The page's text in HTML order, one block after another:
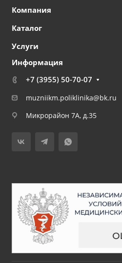
Компания
Каталог
Услуги
Информация
+7 (3955) 50-70-07
muzniikm.poliklinika@bk.ru
Микрорайон 7А, д.35